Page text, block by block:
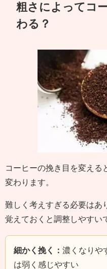
粗さによってコ
わる？
コーヒーの挽き目を変える
変わります。
難しく考えすぎる必要はあ
覚えておくと調整しやすい
細かく挽く： 濃くなりや
は弱く感じやすい